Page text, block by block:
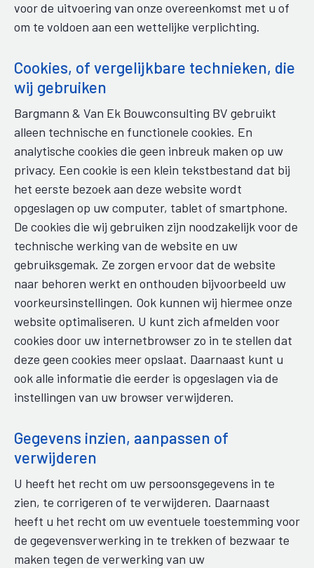
voor de uitvoering van onze overeenkomst met u of
om te voldoen aan een wettelijke verplichting.
Cookies, of vergelijkbare technieken, die
wij gebruiken
Bargmann & Van Ek Bouwconsulting BV gebruikt
alleen technische en functionele cookies. En
analytische cookies die geen inbreuk maken op uw
privacy. Een cookie is een klein tekstbestand dat bij
het eerste bezoek aan deze website wordt
opgeslagen op uw computer, tablet of smartphone.
De cookies die wij gebruiken zijn noodzakelijk voor de
technische werking van de website en uw
gebruiksgemak. Ze zorgen ervoor dat de website
naar behoren werkt en onthouden bijvoorbeeld uw
voorkeursinstellingen. Ook kunnen wij hiermee onze
website optimaliseren. U kunt zich afmelden voor
cookies door uw internetbrowser zo in te stellen dat
deze geen cookies meer opslaat. Daarnaast kunt u
ook alle informatie die eerder is opgeslagen via de
instellingen van uw browser verwijderen.
Gegevens inzien, aanpassen of
verwijderen
U heeft het recht om uw persoonsgegevens in te
zien, te corrigeren of te verwijderen. Daarnaast
heeft u het recht om uw eventuele toestemming voor
de gegevensverwerking in te trekken of bezwaar te
maken tegen de verwerking van uw